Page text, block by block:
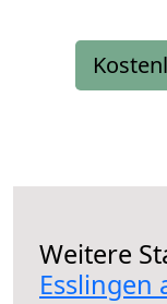
Weitere
Esslingen